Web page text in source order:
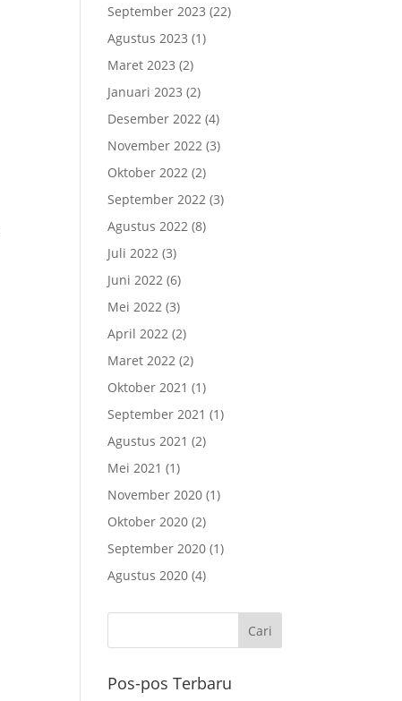
September 2023 (22)
Agustus 2023 (1)
Maret 2023 (2)
Januari 2023 (2)
Desember 2022 (4)
November 2022 (3)
Oktober 2022 (2)
September 2022 (3)
Agustus 2022 (8)
Juli 2022 (3)
Juni 2022 (6)
Mei 2022 (3)
April 2022 (2)
Maret 2022 (2)
Oktober 2021 (1)
September 2021 (1)
Agustus 2021 (2)
Mei 2021 (1)
November 2020 (1)
Oktober 2020 (2)
September 2020 (1)
Agustus 2020 (4)
Pos-pos Terbaru